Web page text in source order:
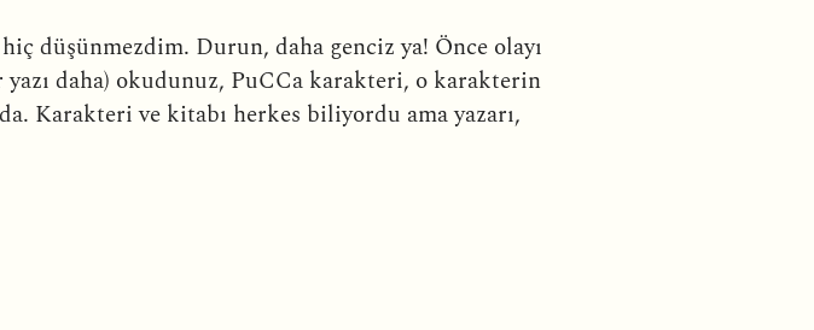
düşünmezdim. Durun, daha genciz ya! Önce olayı
yazı daha) okudunuz, PuCCa karakteri, o karakterin
Karakteri ve kitabı herkes biliyordu ama yazarı,